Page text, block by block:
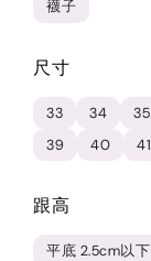
襪子
尺寸
33 34 35
39
40 41
跟高
平底 2.5cm以下